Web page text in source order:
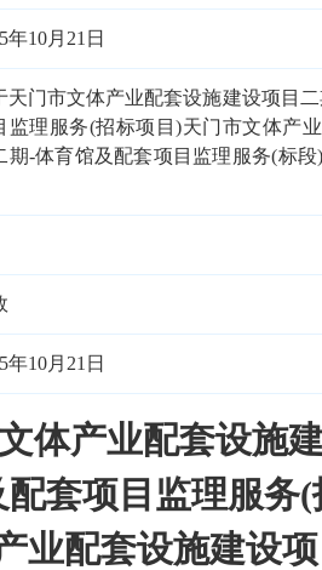
年10月21日
天门市文体产业配套设施建设项目
监理服务(招标项目)天门市文体产
期-体育馆及配套项目监理服务(标
年10月21日
体产业配套设施
套项目监理服务
业配套设施建设